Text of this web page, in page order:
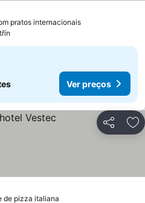
pratos internacionais
Ver preços
Partilhar
de pizza italiana